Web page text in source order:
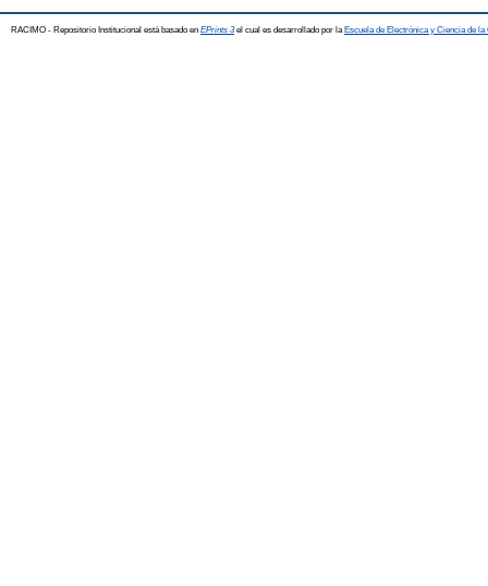
RACIMO - Repositorio Institucional está basado en EPrints 3el cual es desarrollado por la Escuela de Electrónica y Ciencia de la